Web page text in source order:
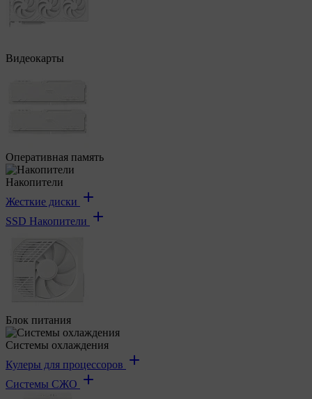
Видеокарты
Оперативная память
Накопители
Жесткие диски
SSD Накопители
Блок питания
Системы охлаждения
Кулеры для процессоров
Системы СЖО